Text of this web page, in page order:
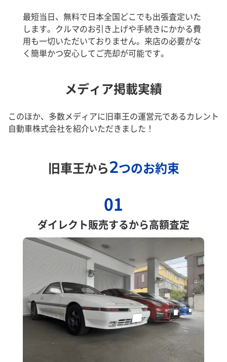
最短当日、無料で日本全国どこでも出張査定いた
します。クルマのお引き上げや手続きにかかる費
用も一切いただいておりません。来店の必要がな
く簡単かつ安心してご売却が可能です。
メディア掲載実績
このほか、多数メディアに旧車王の運営元であるカレント
自動車株式会社を紹介いただきました！
旧車王から2つのお約束
01
ダイレクト販売するから高額査定